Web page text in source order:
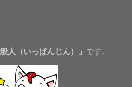
人（いっぱんじん）」 です。